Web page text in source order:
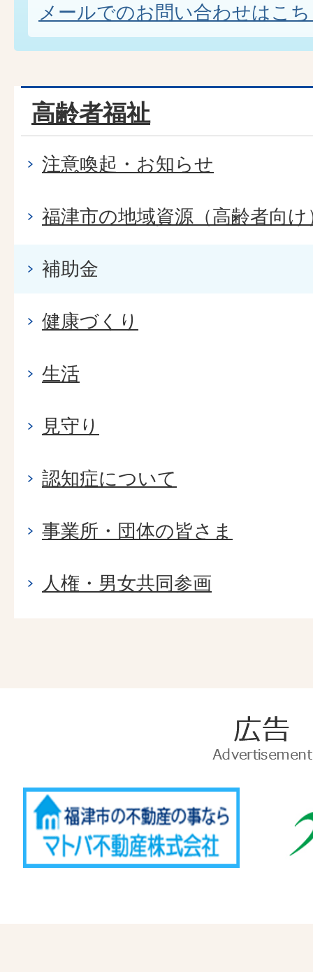
メールでのお問い合わせはこ
高齢者福祉
注意喚起・お知らせ
福津市の地域資源（高齢者向け
補助金
健康づくり
生活
見守り
認知症について
事業所・団体の皆さま
人権・男女共同参画
告